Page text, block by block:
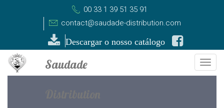
00 33 1 39 51 35 91
contact@saudade-distribution.com
Descargar o nosso catálogo